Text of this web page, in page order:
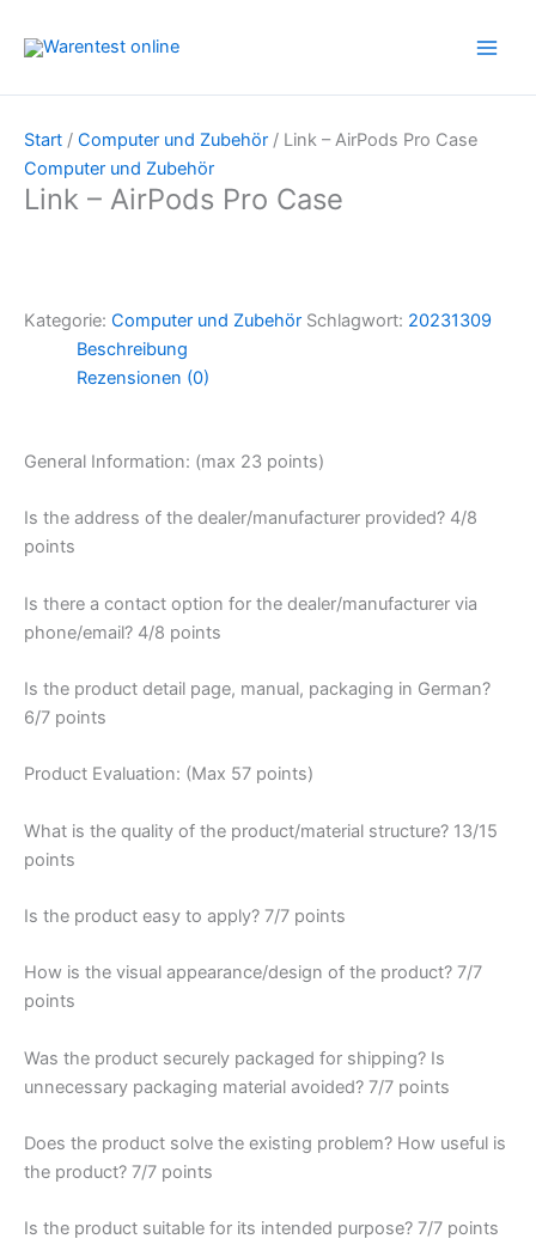
Inhalt
Start / Computer und Zubehör / Link – AirPods Pro Case
Computer und Zubehör
Link – AirPods Pro Case
Kategorie: Computer und Zubehör Schlagwort: 20231309
Beschreibung
Rezensionen (0)
General Information: (max 23 points)
Is the address of the dealer/manufacturer provided? 4/8
points
Is there a contact option for the dealer/manufacturer via
phone/email? 4/8 points
Is the product detail page, manual, packaging in German?
6/7 points
Product Evaluation: (Max 57 points)
What is the quality of the product/material structure? 13/15
points
Is the product easy to apply? 7/7 points
How is the visual appearance/design of the product? 7/7
points
Was the product securely packaged for shipping? Is
unnecessary packaging material avoided? 7/7 points
Does the product solve the existing problem? How useful is
the product? 7/7 points
Is the product suitable for its intended purpose? 7/7 points